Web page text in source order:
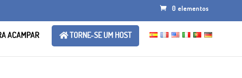
0 elementos
ACAMPAR TORNE-SE UM HOST